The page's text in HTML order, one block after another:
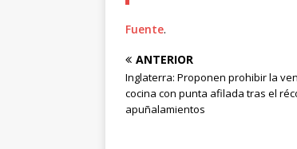
Fuente.
ANTERIOR
Inglaterra: Proponen prohibir la
cocina con punta afilada tras el
apuñalamientos